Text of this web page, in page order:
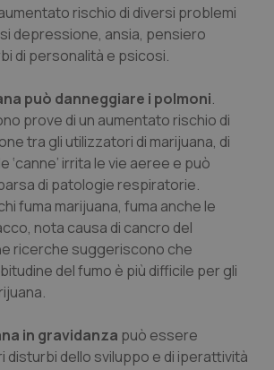
rischio di diversi problemi
depressione, ansia, pensiero
di personalità e psicosi.
può danneggiare i polmoni.
prove di un aumentato rischio di
tra gli utilizzatori di marijuana, di
‘canne’ irrita le vie aeree e può
di patologie respiratorie.
fuma marijuana, fuma anche le
nota causa di cancro del
ricerche suggeriscono che
del fumo è più difficile per gli
in gravidanza può essere
disturbi dello sviluppo e di iperattività